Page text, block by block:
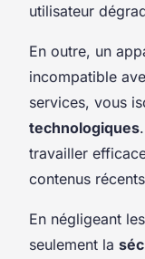
utilisateur
En outre, un
incompatible
services, vous
technologiques
travailler
contenus
En négligeant
seulement la